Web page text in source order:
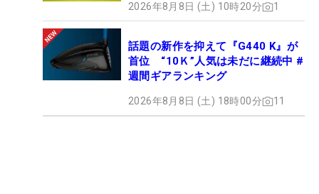
2026年8月8日 (土) 10時20分 1
話題の新作を抑えて『G440 K』が
首位 “10Ｋ”人気は未だに継続中 #
週間ギアランキング
2026年8月8日 (土) 18時00分 11